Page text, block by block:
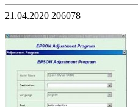
21.04.2020 206078